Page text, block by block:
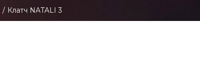
/ Клатч NATALI 3